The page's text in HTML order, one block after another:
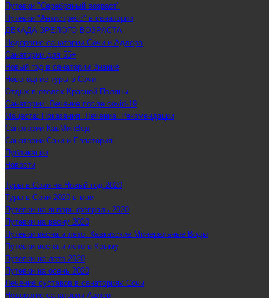
Путевки "Серебряный возраст"
Путевки "Антистресс" в санатории
ДЕКАДА ЗРЕЛОГО ВОЗРАСТА
Недорогие санатории Сочи и Адлера
Санатории для 55+
Новый год в санатории Знание
Новогодние туры в Сочи
Отдых в отелях Красной Поляны
Санатории: Лечение после covid-19
Мацеста: Показания. Лечение. Рекомендации
Санатории КавМинВод
Санатории Саки и Евпатория
Публикации
Новости
Туры в Сочи на Новый год 2020
Туры в Сочи 2020 в мае
Путевки на январь-февраль 2020
Путевки на весну 2020
Путевки весна и лето. Кавказские Минеральные Воды
Путевки весна и лето в Крыму
Путевки на лето 2020
Путевки на осень 2020
Лечение суставов в санаториях Сочи
Недорогие санатории Адлер